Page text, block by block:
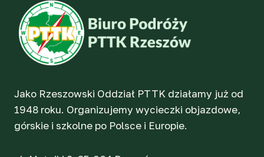
Jako Rzeszowski Oddział PTTK działamy już od
1948 roku. Organizujemy wycieczki objazdowe,
górskie i szkolne po Polsce i Europie.